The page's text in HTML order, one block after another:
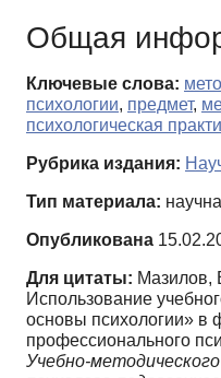
Общая
Ключевые слова:
психологии, предмет,
психологическая
Рубрика издания:
Тип материала:
Опубликована
Для цитаты: Мазилов,
Использование
основы психологии» в
профессионального
Учебно-